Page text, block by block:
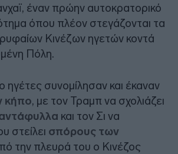
έναν πρώην αυτοκρατορικό
όπου πλέον στεγάζονται τα
Κινέζων ηγετών κοντά
Πόλη.
ηγέτες συνομίλησαν και έκαναν
κήπο, με τον Τραμπ να σχολιάζει
και τον Σι να
στείλει σπόρους των
την πλευρά του ο Κινέζος